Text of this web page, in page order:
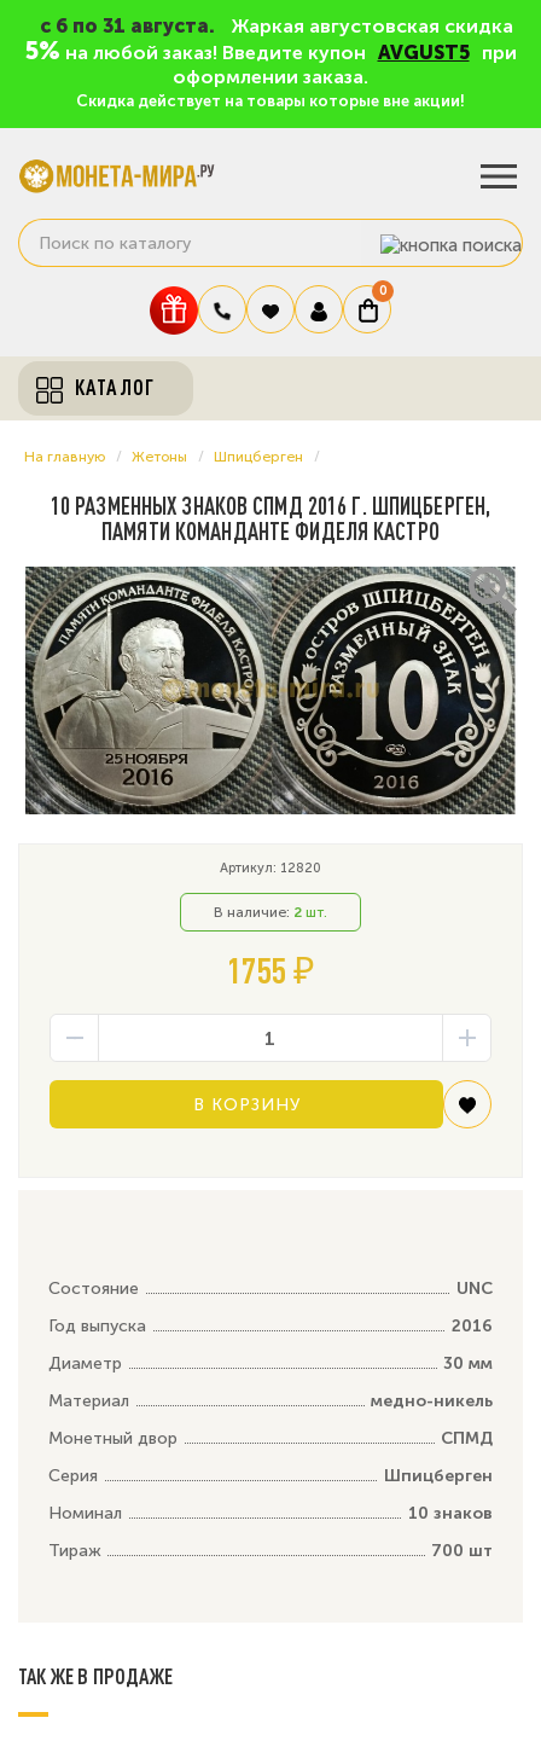
c 6 по 31 августа. Жаркая августовская скидка
5% на любой заказ! Введите купон AVGUST5
при
оформлении заказа.
Скидка действует на товары которые вне акции!
0
КАТАЛОГ
На главную Жетоны Шпицберген
10 РАЗМЕННЫХ ЗНАКОВ СПМД 2016 Г. ШПИЦБЕРГЕН,
ПАМЯТИ КОМАНДАНТЕ ФИДЕЛЯ КАСТРО
Артикул: 12820
В наличие: 2 шт.
1755 ₽
В КОРЗИНУ
Состояние
UNC
Год выпуска
2016
Диаметр
30 мм
Материал
медно-никель
Монетный двор
СПМД
Серия
Шпицберген
Номинал
10 знаков
Тираж
700 шт
ТАК ЖЕ В ПРОДАЖЕ